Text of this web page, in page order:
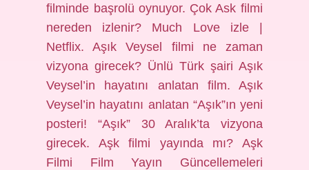
filminde başrolü oynuyor. Çok Ask filmi
nereden izlenir? Much Love izle |
Netflix. Aşık Veysel filmi ne zaman
vizyona girecek? Ünlü Türk şairi Aşık
Veysel’in hayatını anlatan film. Aşık
Veysel’in hayatını anlatan “Aşık”ın yeni
posteri! “Aşık” 30 Aralık’ta vizyona
girecek. Aşk filmi yayında mı? Aşk
Filmi Film Yayın Güncellemeleri